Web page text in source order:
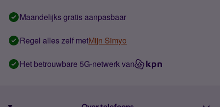
Maandelijks gratis aanpasbaar
Regel alles zelf metMijn Simyo
Het betrouwbare 5G-netwerk van